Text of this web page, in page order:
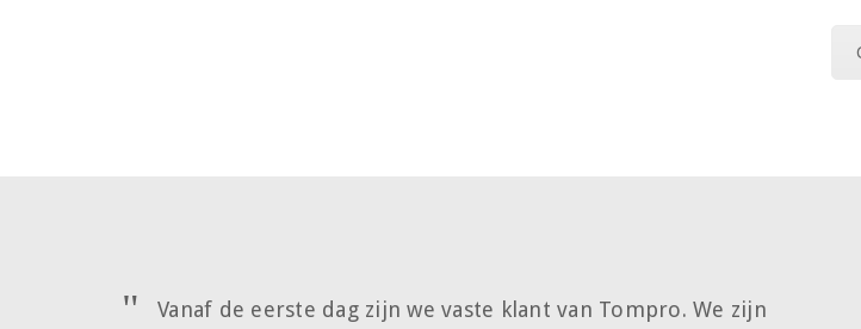
Vanaf de eerste dag zijn we vaste klant van Tompro. We zijn